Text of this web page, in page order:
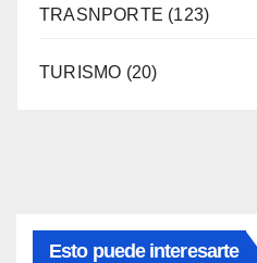
TRASNPORTE (123)
TURISMO (20)
Esto puede interesarte